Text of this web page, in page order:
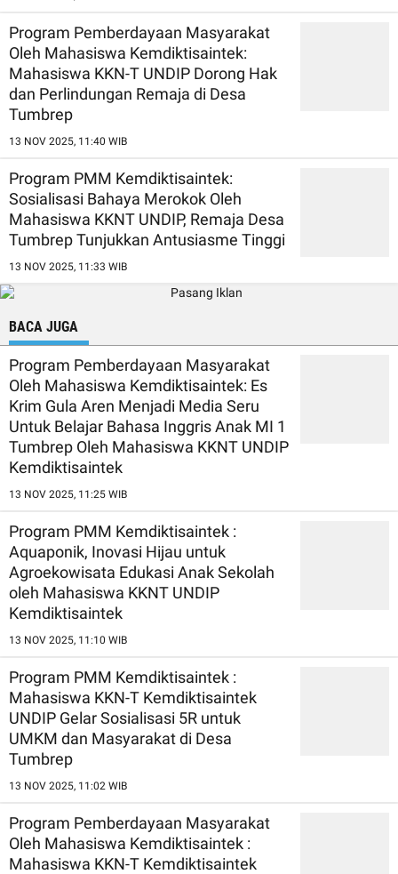
Program Pemberdayaan Masyarakat
Oleh Mahasiswa Kemdiktisaintek:
Mahasiswa KKN-T UNDIP Dorong Hak
dan Perlindungan Remaja di Desa
Tumbrep
13 NOV 2025, 11:40 WIB
Program PMM Kemdiktisaintek:
Sosialisasi Bahaya Merokok Oleh
Mahasiswa KKNT UNDIP, Remaja Desa
Tumbrep Tunjukkan Antusiasme Tinggi
13 NOV 2025, 11:33 WIB
BACA JUGA
Program Pemberdayaan Masyarakat
Oleh Mahasiswa Kemdiktisaintek: Es
Krim Gula Aren Menjadi Media Seru
Untuk Belajar Bahasa Inggris Anak MI 1
Tumbrep Oleh Mahasiswa KKNT UNDIP
Kemdiktisaintek
13 NOV 2025, 11:25 WIB
Program PMM Kemdiktisaintek :
Aquaponik, Inovasi Hijau untuk
Agroekowisata Edukasi Anak Sekolah
oleh Mahasiswa KKNT UNDIP
Kemdiktisaintek
13 NOV 2025, 11:10 WIB
Program PMM Kemdiktisaintek :
Mahasiswa KKN-T Kemdiktisaintek
UNDIP Gelar Sosialisasi 5R untuk
UMKM dan Masyarakat di Desa
Tumbrep
13 NOV 2025, 11:02 WIB
Program Pemberdayaan Masyarakat
Oleh Mahasiswa Kemdiktisaintek :
Mahasiswa KKN-T Kemdiktisaintek